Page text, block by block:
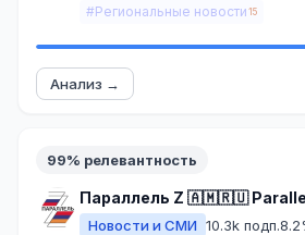
#Региональные новости 15
Анализ →
99% релевантность
Параллель Z 🇦🇲🇷🇺
Новости и СМИ 10.3k подп.